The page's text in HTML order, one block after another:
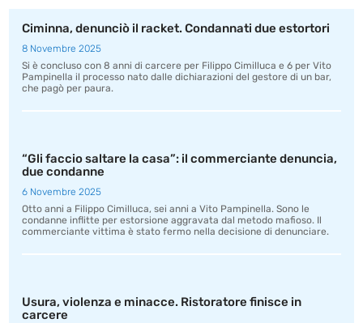
Ciminna, denunciò il racket. Condannati due estortori
8 Novembre 2025
Si è concluso con 8 anni di carcere per Filippo Cimilluca e 6 per Vito
Pampinella il processo nato dalle dichiarazioni del gestore di un bar,
che pagò per paura.
“Gli faccio saltare la casa”: il commerciante denuncia,
due condanne
6 Novembre 2025
Otto anni a Filippo Cimilluca, sei anni a Vito Pampinella. Sono le
condanne inflitte per estorsione aggravata dal metodo mafioso. Il
commerciante vittima è stato fermo nella decisione di denunciare.
Usura, violenza e minacce. Ristoratore finisce in
carcere